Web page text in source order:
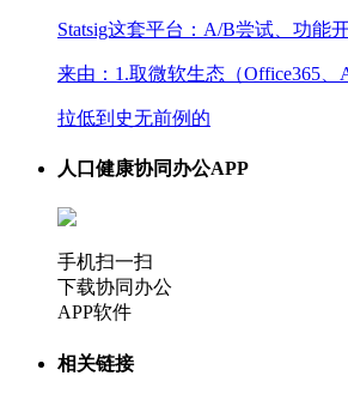
Statsig这套平台：A/B尝试、功能
来由：1.取微软生态（Office365、
拉低到史无前例的
人口健康协同办公APP
手机扫一扫
下载协同办公
APP软件
相关链接